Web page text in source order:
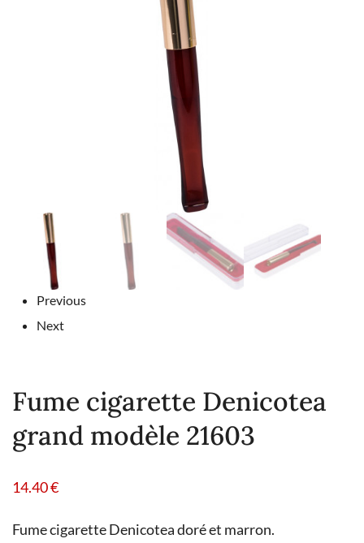
Previous
Next
Fume cigarette Denicotea
grand modèle 21603
14.40€
Fume cigarette Denicotea doré et marron.